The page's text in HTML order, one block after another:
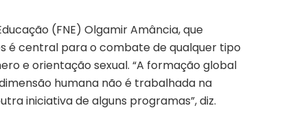
(FNE) Olgamir Amância, que
é central para o combate de qualquer tipo
e orientação sexual. “A formação global
humana não é trabalhada na
iniciativa de alguns programas”, diz.